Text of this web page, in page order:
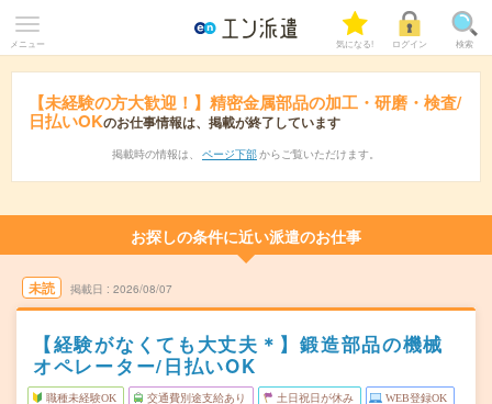
メニュー 気になる! ログイン 検索
【未経験の方大歓迎！】精密金属部品の加工・研磨・検査/
日払いOKのお仕事情報は、掲載が終了しています
掲載時の情報は、 ページ下部 からご覧いただけます。
お探しの条件に近い派遣のお仕事
未読 掲載日 2026/08/07
【経験がなくても大丈夫＊】鍛造部品の機械
オペレーター/日払いOK
職種未経験OK 交通費別途支給あり 土日祝日が休み WEB登録OK